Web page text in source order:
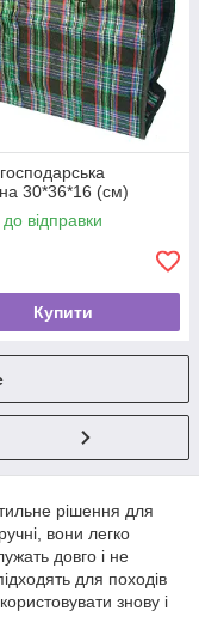
30*36*16 (см)
відправки
Купити
рішення для
вони легко
довго і не
для походів
знову і